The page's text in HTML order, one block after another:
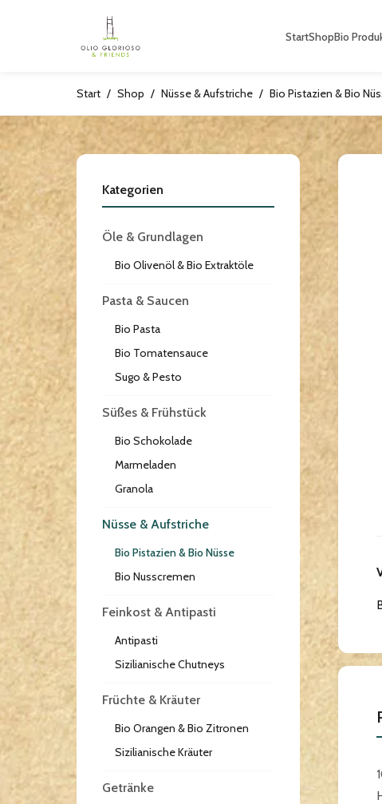
StartShopBio
Start / Shop / Nüsse & Aufstriche / Bio Pistazien & Bio
Kategorien
Öle & Grundlagen
Bio Olivenöl & Bio Extraktöle
Pasta & Saucen
Bio Pasta
Bio Tomatensauce
Sugo & Pesto
Süßes & Frühstück
Bio Schokolade
Marmeladen
Granola
Nüsse & Aufstriche
Bio Pistazien & Bio Nüsse
Bio Nusscremen
Feinkost & Antipasti
Antipasti
Sizilianische Chutneys
Früchte & Kräuter
Bio Orangen & Bio Zitronen
Sizilianische Kräuter
Getränke